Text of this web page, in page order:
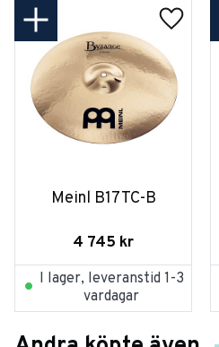
Meinl B17TC-B
4 745 kr
I lager, leveranstid 1-3
vardagar